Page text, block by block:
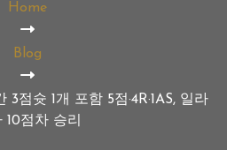
Home
Blog
3점슛 1개 포함 5점·4R·1AS, 일라
10점차 승리